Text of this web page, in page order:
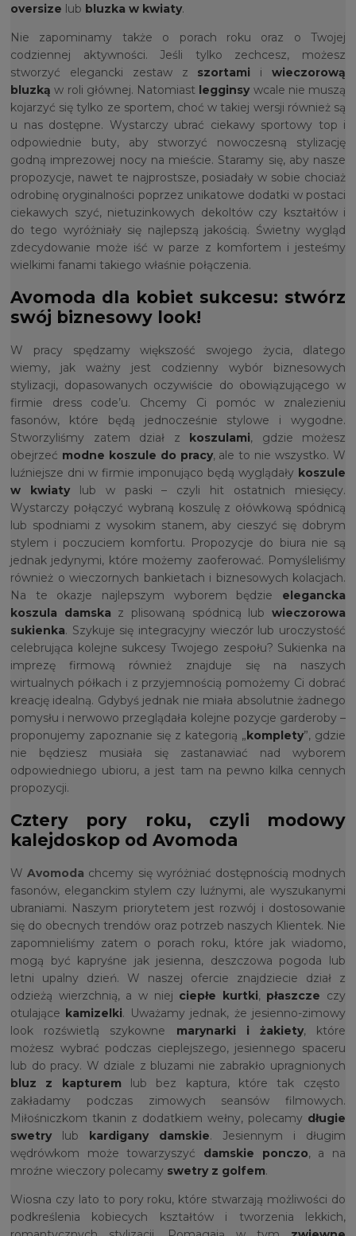
oversize lub bluzka w kwiaty.
Nie zapominamy także o porach roku oraz o Twojej
codziennej aktywności. Jeśli tylko zechcesz, możesz
stworzyć elegancki zestaw z szortami i wieczorową
bluzką w roli głównej. Natomiast legginsywcale nie muszą
kojarzyć się tylko ze sportem, choć w takiej wersji również są
u nas dostępne. Wystarczy ubrać ciekawy sportowy top i
odpowiednie buty, aby stworzyć nowoczesną stylizację
godną imprezowej nocy na mieście. Staramy się, aby nasze
propozycje, nawet te najprostsze, posiadały w sobie chociaż
odrobinę oryginalności poprzez unikatowe dodatki w postaci
ciekawych szyć, nietuzinkowych dekoltów czy kształtów i
do tego wyróżniały się najlepszą jakością. Świetny wygląd
zdecydowanie może iść w parze z komfortem i jesteśmy
wielkimi fanami takiego właśnie połączenia.
Avomoda dla kobiet sukcesu: stwórz
swój biznesowy look!
W pracy spędzamy większość swojego życia, dlatego
wiemy, jak ważny jest codzienny wybór biznesowych
stylizacji, dopasowanych oczywiście do obowiązującego w
firmie dress code’u. Chcemy Ci pomóc w znalezieniu
fasonów, które będą jednocześnie stylowe i wygodne.
Stworzyliśmy zatem dział z koszulami, gdzie możesz
obejrzeć modne koszule do pracy, ale to nie wszystko. W
luźniejsze dni w firmie imponująco będą wyglądały koszule
w kwiatylub w paski – czyli hit ostatnich miesięcy.
Wystarczy połączyć wybraną koszulę z ołówkową spódnicą
lub spodniami z wysokim stanem, aby cieszyć się dobrym
stylem i poczuciem komfortu. Propozycje do biura nie są
jednak jedynymi, które możemy zaoferować. Pomyśleliśmy
również o wieczornych bankietach i biznesowych kolacjach.
Na te okazje najlepszym wyborem będzie elegancka
koszula damska z plisowaną spódnicą lubwieczorowa
sukienka. Szykuje się integracyjny wieczór lub uroczystość
celebrująca kolejne sukcesy Twojego zespołu? Sukienka na
imprezę firmową również znajduje się na naszych
wirtualnych półkach i z przyjemnością pomożemy Ci dobrać
kreację idealną. Gdybyś jednak nie miała absolutnie żadnego
pomysłu i nerwowo przeglądała kolejne pozycje garderoby –
proponujemy zapoznanie się z kategorią „komplety”, gdzie
nie będziesz musiała się zastanawiać nad wyborem
odpowiedniego ubioru, a jest tam na pewno kilka cennych
propozycji.
Cztery pory roku, czyli modowy
kalejdoskop od Avomoda
WAvomoda chcemy się wyróżniać dostępnością modnych
fasonów, eleganckim stylem czy luźnymi, ale wyszukanymi
ubraniami. Naszym priorytetem jest rozwój i dostosowanie
się do obecnych trendów oraz potrzeb naszych Klientek. Nie
zapomnieliśmy zatem o porach roku, które jak wiadomo,
mogą być kapryśne jak jesienna, deszczowa pogoda lub
letni upalny dzień. W naszej ofercie znajdziecie dział z
odzieżą wierzchnią, a w niej ciepłe kurtki, płaszcze czy
otulające kamizelki. Uważamy jednak, że jesienno-zimowy
look rozświetlą szykowne marynarki i żakiety, które
możesz wybrać podczas cieplejszego, jesiennego spaceru
lub do pracy. W dziale z bluzami nie zabrakło upragnionych
bluz z kapturem lub bez kaptura, które tak często
zakładamy podczas zimowych seansów filmowych.
Miłośniczkom tkanin z dodatkiem wełny, polecamy długie
swetrylub kardigany damskie. Jesiennym i długim
wędrówkom może towarzyszyć damskie ponczo, a na
mroźne wieczory polecamy swetry z golfem.
Wiosna czy lato to pory roku, które stwarzają możliwości do
podkreślenia kobiecych kształtów i tworzenia lekkich,